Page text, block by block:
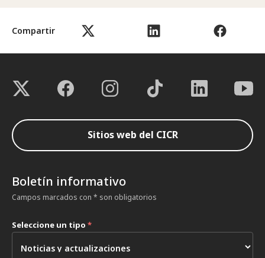
Compartir
Sitios web del CICR
Boletín informativo
Campos marcados con * son obligatorios
Seleccione un tipo *